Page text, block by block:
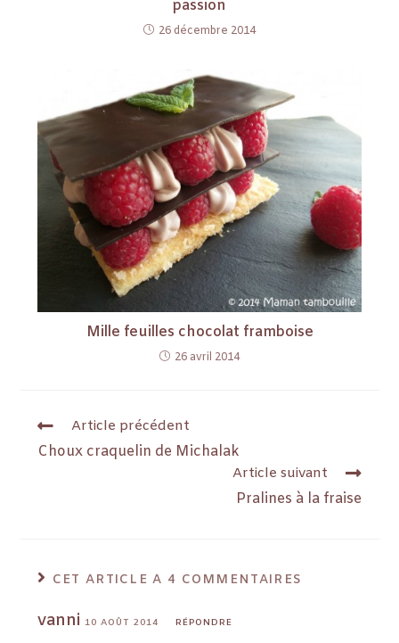
passion
26 décembre 2014
Mille feuilles chocolat framboise
26 avril 2014
Article précédent
Choux craquelin de Michalak
Article suivant
Pralines à la fraise
CET ARTICLE A 4 COMMENTAIRES
vanni 10 AOÛT 2014 RÉPONDRE